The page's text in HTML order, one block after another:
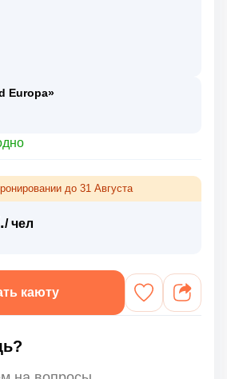
Europa»
до 31 Августа
/ чел
каюту